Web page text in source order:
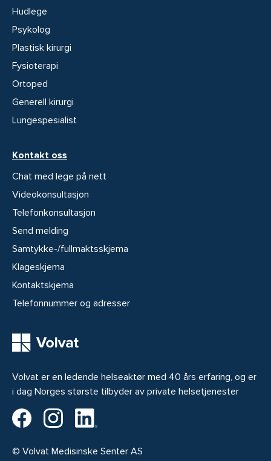
Volvat er en ledende helseaktør med 40 års erfaring, og er
i dag Norges største tilbyder av private helsetjenester
Volvat på Facebook
Volvat på Instagram
© Volvat Medisinske Senter AS
Hudlege
Psykolog
Plastisk kirurgi
Fysioterapi
Ortoped
Generell kirurgi
Lungespesialist
Kontakt oss
Chat med lege på nett
Videokonsultasjon
Telefonkonsultasjon
Send melding
Samtykke-/fullmaktsskjema
Klageskjema
Kontaktskjema
Telefonnummer og adresser